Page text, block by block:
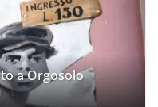
a Orgosolo